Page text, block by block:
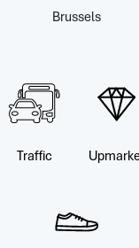
Brussels
Traffic